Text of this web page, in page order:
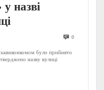
назві
0
було прийнято
назву вулиці